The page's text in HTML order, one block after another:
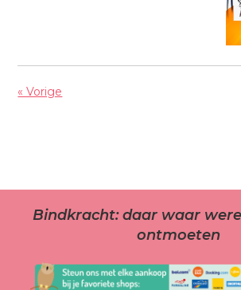
« Vorige
Bindkracht: daar waar
ontmoeten